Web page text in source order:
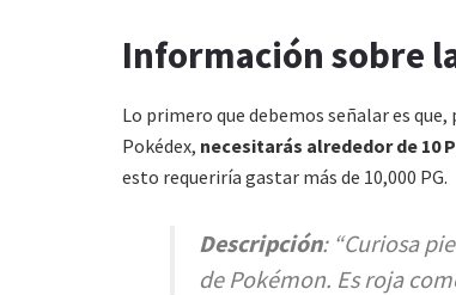
Información sobre
Lo primero que debemos señalar es
Pokédex, necesitarás alrededor de 10
esto requeriría gastar más de 10,000 PG.
Descripción: “Curiosa
de Pokémon. Es roja